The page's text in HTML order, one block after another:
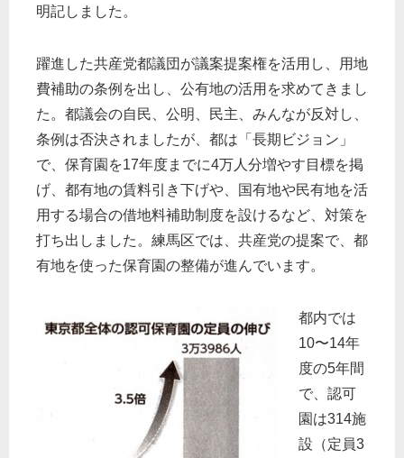
明記しました。
躍進した共産党都議団が議案提案権を活用し、用地
費補助の条例を出し、公有地の活用を求めてきまし
た。都議会の自民、公明、民主、みんなが反対し、
条例は否決されましたが、都は「長期ビジョン」
で、保育園を17年度までに4万人分増やす目標を掲
げ、都有地の賃料引き下げや、国有地や民有地を活
用する場合の借地料補助制度を設けるなど、対策を
打ち出しました。練馬区では、共産党の提案で、都
有地を使った保育園の整備が進んでいます。
都内では
10〜14年
度の5年間
で、認可
園は314施
設（定員3